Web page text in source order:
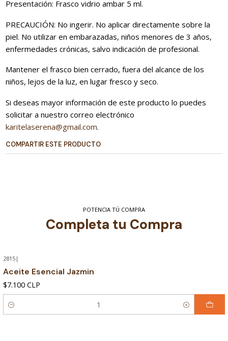
Presentación: Frasco vidrio ambar 5 ml.
PRECAUCIÓN: No ingerir. No aplicar directamente sobre la
piel. No utilizar en embarazadas, niños menores de 3 años,
enfermedades crónicas, salvo indicación de profesional.
Mantener el frasco bien cerrado, fuera del alcance de los
niños, lejos de la luz, en lugar fresco y seco.
Si deseas mayor información de este producto lo puedes
solicitar a nuestro correo electrónico
karitelaserena@gmail.com.
COMPARTIR ESTE PRODUCTO
POTENCIA TÚ COMPRA
Completa tu Compra
2815|
Aceite Esencial Jazmin
$7.100 CLP
Cantidad